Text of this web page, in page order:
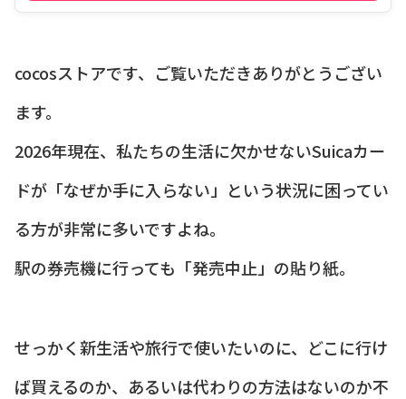
cocosストアです、ご覧いただきありがとうござい
ます。
2026年現在、私たちの生活に欠かせないSuicaカー
ドが「なぜか手に入らない」という状況に困ってい
る方が非常に多いですよね。
駅の券売機に行っても「発売中止」の貼り紙。
せっかく新生活や旅行で使いたいのに、どこに行け
ば買えるのか、あるいは代わりの方法はないのか不